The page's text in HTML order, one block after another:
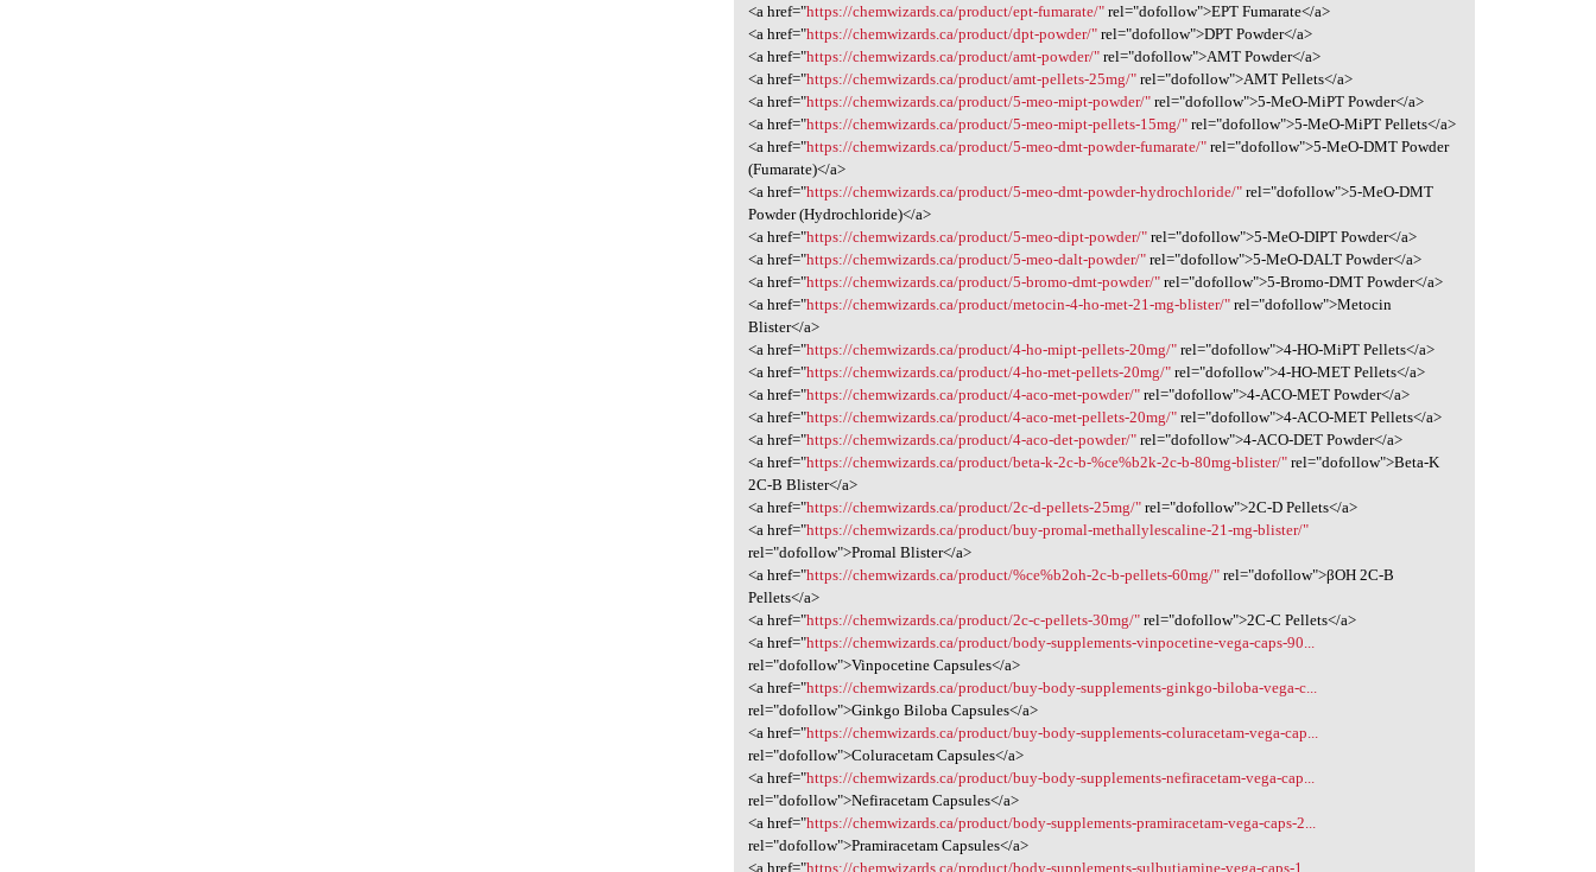
<a href="https://chemwizards.ca/product/ept-fumarate/" rel="dofollow">EPT Fumarate</a>
<a href="https://chemwizards.ca/product/dpt-powder/" rel="dofollow">DPT Powder</a>
<a href="https://chemwizards.ca/product/amt-powder/" rel="dofollow">AMT Powder</a>
<a href="https://chemwizards.ca/product/amt-pellets-25mg/" rel="dofollow">AMT Pellets</a>
<a href="https://chemwizards.ca/product/5-meo-mipt-powder/" rel="dofollow">5-MeO-MiPT Powder</a>
<a href="https://chemwizards.ca/product/5-meo-mipt-pellets-15mg/" rel="dofollow">5-MeO-MiPT Pellets</a>
<a href="https://chemwizards.ca/product/5-meo-dmt-powder-fumarate/" rel="dofollow">5-MeO-DMT Powder
(Fumarate)</a>
<a href="https://chemwizards.ca/product/5-meo-dmt-powder-hydrochloride/" rel="dofollow">5-MeO-DMT
Powder (Hydrochloride)</a>
<a href="https://chemwizards.ca/product/5-meo-dipt-powder/" rel="dofollow">5-MeO-DIPT Powder</a>
<a href="https://chemwizards.ca/product/5-meo-dalt-powder/" rel="dofollow">5-MeO-DALT Powder</a>
<a href="https://chemwizards.ca/product/5-bromo-dmt-powder/" rel="dofollow">5-Bromo-DMT Powder</a>
<a href="https://chemwizards.ca/product/metocin-4-ho-met-21-mg-blister/" rel="dofollow">Metocin
Blister</a>
<a href="https://chemwizards.ca/product/4-ho-mipt-pellets-20mg/" rel="dofollow">4-HO-MiPT Pellets</a>
<a href="https://chemwizards.ca/product/4-ho-met-pellets-20mg/" rel="dofollow">4-HO-MET Pellets</a>
<a href="https://chemwizards.ca/product/4-aco-met-powder/" rel="dofollow">4-ACO-MET Powder</a>
<a href="https://chemwizards.ca/product/4-aco-met-pellets-20mg/" rel="dofollow">4-ACO-MET Pellets</a>
<a href="https://chemwizards.ca/product/4-aco-det-powder/" rel="dofollow">4-ACO-DET Powder</a>
<a href="https://chemwizards.ca/product/beta-k-2c-b-%ce%b2k-2c-b-80mg-blister/" rel="dofollow">Beta-K
2C-B Blister</a>
<a href="https://chemwizards.ca/product/2c-d-pellets-25mg/" rel="dofollow">2C-D Pellets</a>
<a href="https://chemwizards.ca/product/buy-promal-methallylescaline-21-mg-blister/"
rel="dofollow">Promal Blister</a>
<a href="https://chemwizards.ca/product/%ce%b2oh-2c-b-pellets-60mg/" rel="dofollow">βOH 2C-B
Pellets</a>
<a href="https://chemwizards.ca/product/2c-c-pellets-30mg/" rel="dofollow">2C-C Pellets</a>
<a href="https://chemwizards.ca/product/body-supplements-vinpocetine-vega-caps-90...
rel="dofollow">Vinpocetine Capsules</a>
<a href="https://chemwizards.ca/product/buy-body-supplements-ginkgo-biloba-vega-c...
rel="dofollow">Ginkgo Biloba Capsules</a>
<a href="https://chemwizards.ca/product/buy-body-supplements-coluracetam-vega-cap...
rel="dofollow">Coluracetam Capsules</a>
<a href="https://chemwizards.ca/product/buy-body-supplements-nefiracetam-vega-cap...
rel="dofollow">Nefiracetam Capsules</a>
<a href="https://chemwizards.ca/product/body-supplements-pramiracetam-vega-caps-2...
rel="dofollow">Pramiracetam Capsules</a>
<a href="https://chemwizards.ca/product/body-supplements-sulbutiamine-vega-caps-1...